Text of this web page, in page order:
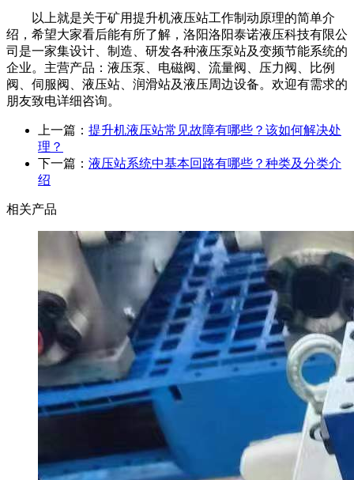
以上就是关于矿用提升机液压站工作制动原理的简单介
绍，希望大家看后能有所了解，洛阳洛阳泰诺液压科技有限公
司是一家集设计、制造、研发各种液压泵站及变频节能系统的
企业。主营产品：液压泵、电磁阀、流量阀、压力阀、比例
阀、伺服阀、液压站、润滑站及液压周边设备。欢迎有需求的
朋友致电详细咨询。
上一篇： 提升机液压站常见故障有哪些？该如何解决处
理？
下一篇： 液压站系统中基本回路有哪些？种类及分类介
绍
相关产品